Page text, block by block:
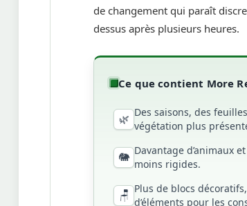
de changement qui paraît
dessus après plusieurs heures.
Ce que contient More
🌿 Des saisons, des
végétation plus
🐘 Davantage d’animaux
moins rigides.
🪑 Plus de blocs
d’éléments pour les